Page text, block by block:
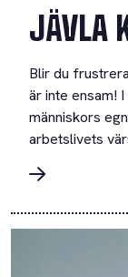
JÄVLA
Blir du
är inte ensam!
människors
arbetslivets